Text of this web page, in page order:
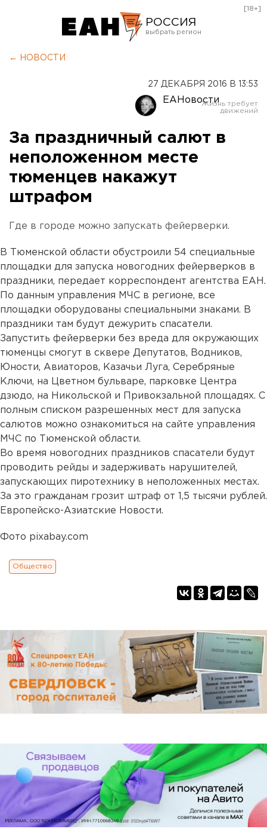
РОССИЯ
Оренбург
[18+]
← НОВОСТИ
27 ДЕКАБРЯ 2016 В 13:53
ЕАНовости
За праздничный салют в
неположенном месте
тюменцев накажут
штрафом
Где в городе можно запускать фейерверки.
В Тюменской области обустроили 54 специальные
площадки для запуска новогодних фейерверков в
праздники, передает корреспондент агентства ЕАН.
По данным управления МЧС в регионе, все
площадки оборудованы специальными знаками. В
праздники там будут дежурить спасатели.
Запустить фейерверки без вреда для окружающих
тюменцы смогут в сквере Депутатов, Водников,
Юности, Авиаторов, Казачьи Луга, Серебряные
Ключи, на Цветном бульваре, парковке Центра
дзюдо, на Никольской и Привокзальной площадях. С
полным списком разрешенных мест для запуска
салютов можно ознакомиться на сайте управления
МЧС по Тюменской области.
Во время новогодних праздников спасатели будут
проводить рейды и задерживать нарушителей,
запускающих пиротехнику в неположенных местах.
За это гражданам грозит штраф от 1,5 тысячи рублей.
Европейско-Азиатские Новости.
Фото pixabay.com
Общество